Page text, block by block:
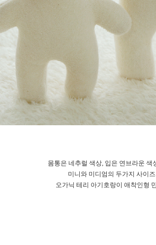
몸통은 네추럴 색상, 입은 연브라운 색
미니와 미디엄의 두가지 사이즈
오가닉 테리 아기호랑이 애착인형